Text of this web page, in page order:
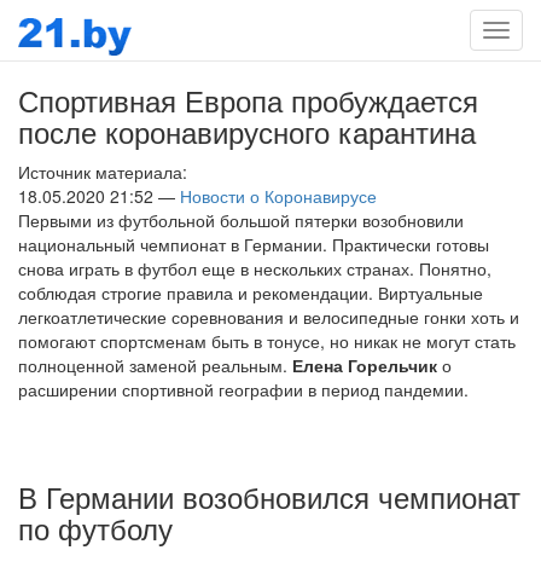
Меню
Спортивная Европа пробуждается
после коронавирусного карантина
Источник материала:
18.05.2020 21:52 — Новости о Коронавирусе
Первыми из футбольной большой пятерки возобновили
национальный чемпионат в Германии. Практически готовы
снова играть в футбол еще в нескольких странах. Понятно,
соблюдая строгие правила и рекомендации. Виртуальные
легкоатлетические соревнования и велосипедные гонки хоть и
помогают спортсменам быть в тонусе, но никак не могут стать
полноценной заменой реальным. Елена Горельчик о
расширении спортивной географии в период пандемии.
В Германии возобновился чемпионат
по футболу